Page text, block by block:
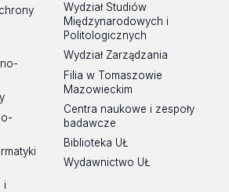
i
Wydział Studiów
Międzynarodowych i
Politologicznych
Wydział Zarządzania
Filia w Tomaszowie
Mazowieckim
Centra naukowe i zespoły
badawcze
Biblioteka UŁ
Wydawnictwo UŁ